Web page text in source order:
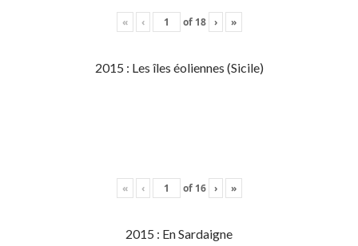
« ‹ of 18 › »
2015 : Les îles éoliennes (Sicile)
« ‹ of 16 › »
2015 : En Sardaigne